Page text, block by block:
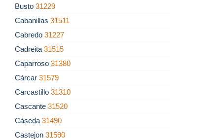
Busto 31229
Cabanillas 31511
Cabredo 31227
Cadreita 31515
Caparroso 31380
Cárcar 31579
Carcastillo 31310
Cascante 31520
Cáseda 31490
Castejon 31590